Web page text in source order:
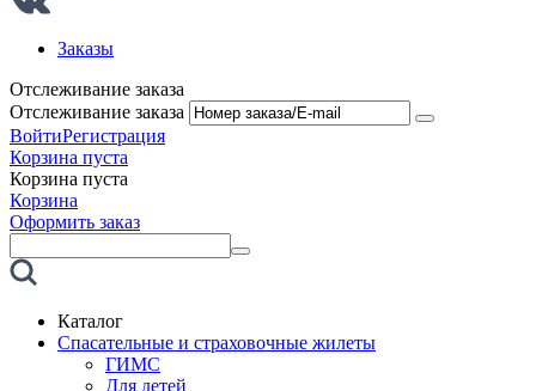
Заказы
Отслеживание заказа
Отслеживание заказа
ВойтиРегистрация
Корзина пуста
Корзина пуста
Корзина
Оформить заказ
Каталог
Спасательные и страховочные жилеты
ГИМС
Для детей